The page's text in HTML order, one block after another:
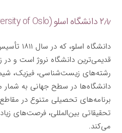
۲٫۱٫ دانشگاه اسلو (University of Oslo)
دانشگاه
قدیمی‌ترین دانشگاه نروژ است و در
رشته‌های زیست‌شناسی، فیزیک،
دانشگاه‌ها در سطح جهانی به شمار
برنامه‌های تحصیلی متنوع در
تحقیقاتی بین‌المللی، فرصت‌های
می‌کند.